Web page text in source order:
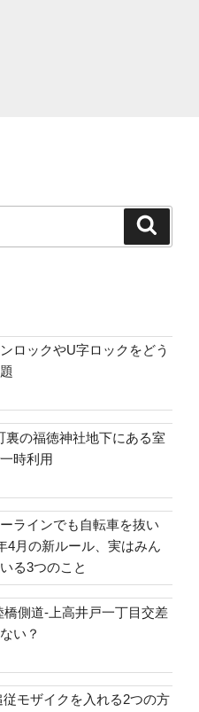
ロックやU字ロックをどう
裏の福徳神社地下にある室
時利用
ラインでも自転車を抜い
4月の新ルール、実はみん
る3つのこと
橋側道-上高井戸一丁目交差
い？
従モザイクを入れる2つの方